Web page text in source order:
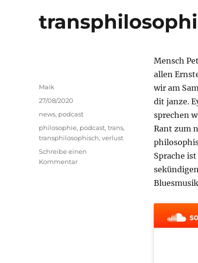
Mensch
allen
wir am
dit janze.
sprechen
Rant zum
Sprache
Autor
Maik
Veröffentlicht
27/08/2020
Kategorien
news, podcast
Schlagwörter
philosophie, podcast,trans,
transphilosophisch,verlust
Schreibe einen
Kommentarzu